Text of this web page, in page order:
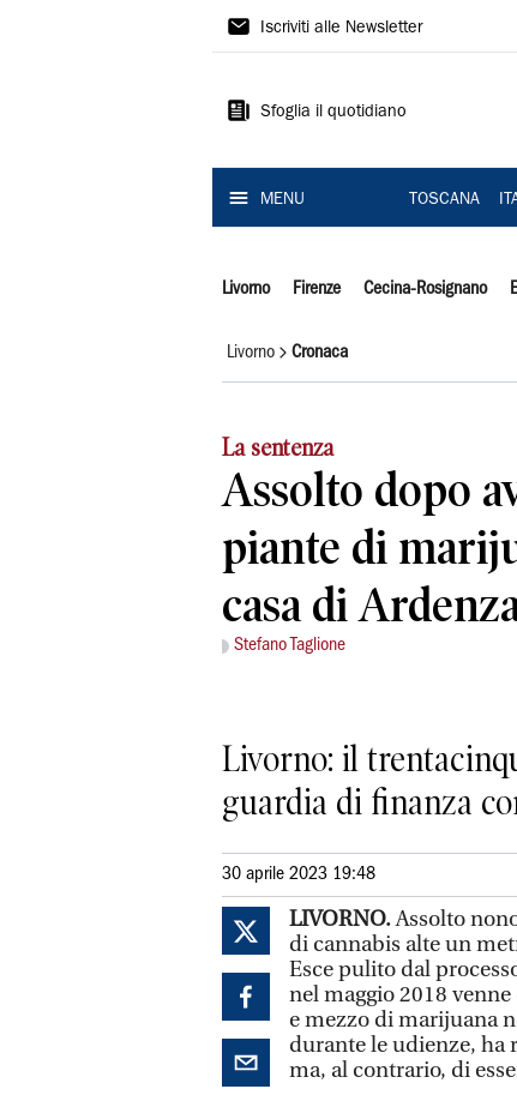
Il
Iscriviti alle Newsletter
Sfoglia il quotidiano
MENU TOSCANA
Livorno Firenze Cecina-Rosignano
Livorno Cronaca
La sentenza
Assolto dopo
piante di
casa di
Stefano Taglione
Livorno: il
guardia di finanza
30 aprile 2023 19:48
LIVORNO.Assolto
di cannabis alte un
Esce pulito dal
nel maggio 2018
e mezzo di marijuana
durante le udienze, ha
ma, al contrario, di